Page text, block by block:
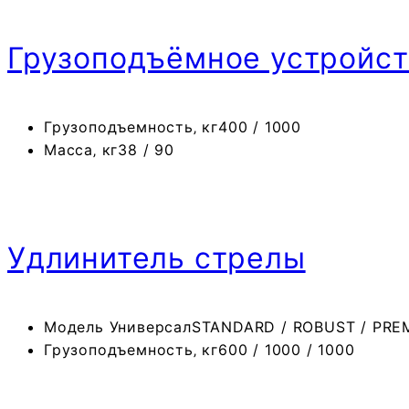
Грузоподъёмное
Грузоподъемность‚ кг400 / 1000
Масса‚ кг38 / 90
Удлинитель стрелы
Модель УниверсалSTANDARD / ROBUST /
Грузоподъемность‚ кг600 / 1000 / 1000